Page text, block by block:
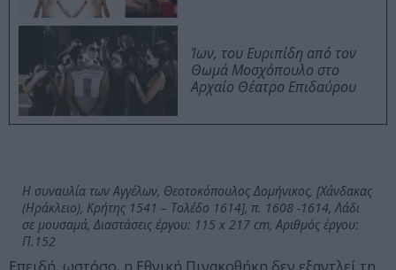
Ίων, του Ευριπίδη από τον
Θωμά Μοσχόπουλο στο
Αρχαίο Θέατρο Επιδαύρου
Η συναυλία των Αγγέλων, Θεοτοκόπουλος Δομήνικος, [Χάνδακας
(Ηράκλειο), Κρήτης 1541 – Τολέδο 1614], π. 1608 -1614, Λάδι
σε μουσαμά, Διαστάσεις έργου: 115 x 217 cm, Αριθμός έργου:
Π.152